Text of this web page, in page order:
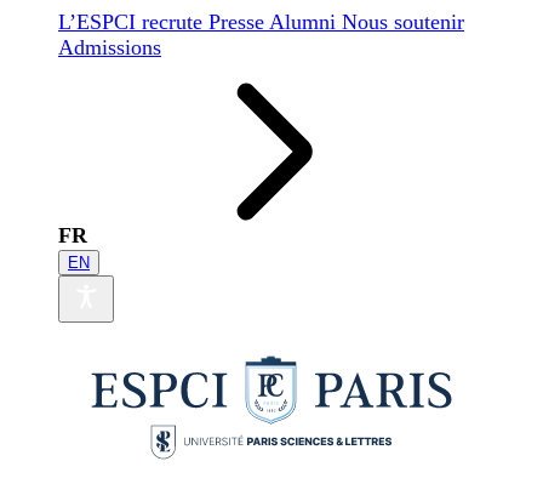
L’ESPCI recrute Presse Alumni Nous soutenir
Admissions
FR
EN